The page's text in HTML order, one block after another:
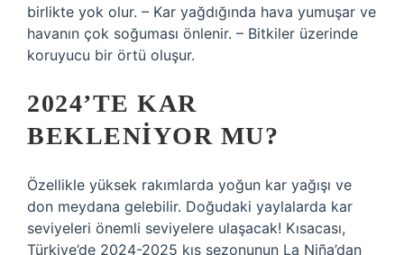
birlikte yok olur. – Kar yağdığında hava yumuşar ve
havanın çok soğuması önlenir. – Bitkiler üzerinde
koruyucu bir örtü oluşur.
2024’TE KAR
BEKLENIYOR MU?
Özellikle yüksek rakımlarda yoğun kar yağışı ve
don meydana gelebilir. Doğudaki yaylalarda kar
seviyeleri önemli seviyelere ulaşacak! Kısacası,
Türkiye’de 2024-2025 kış sezonunun La Niña’dan